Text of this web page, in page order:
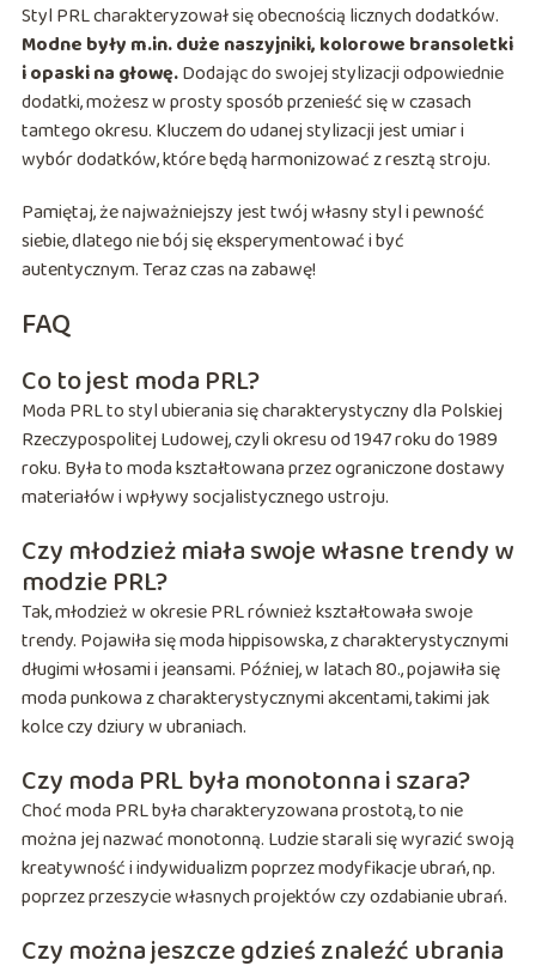
Styl PRL charakteryzował się obecnością licznych dodatków.
Modne były m.in. duże naszyjniki, kolorowe bransoletki
i opaski na głowę.Dodając do swojej stylizacji odpowiednie
dodatki, możesz w prosty sposób przenieść się w czasach
tamtego okresu. Kluczem do udanej stylizacji jest umiar i
wybór dodatków, które będą harmonizować z resztą stroju.
Pamiętaj, że najważniejszy jest twój własny styl i pewność
siebie, dlatego nie bój się eksperymentować i być
autentycznym. Teraz czas na zabawę!
FAQ
Co to jest moda PRL?
Moda PRL to styl ubierania się charakterystyczny dla Polskiej
Rzeczypospolitej Ludowej, czyli okresu od 1947 roku do 1989
roku. Była to moda kształtowana przez ograniczone dostawy
materiałów i wpływy socjalistycznego ustroju.
Czy młodzież miała swoje własne trendy w
modzie PRL?
Tak, młodzież w okresie PRL również kształtowała swoje
trendy. Pojawiła się moda hippisowska, z charakterystycznymi
długimi włosami i jeansami. Później, w latach 80., pojawiła się
moda punkowa z charakterystycznymi akcentami, takimi jak
kolce czy dziury w ubraniach.
Czy moda PRL była monotonna i szara?
Choć moda PRL była charakteryzowana prostotą, to nie
można jej nazwać monotonną. Ludzie starali się wyrazić swoją
kreatywność i indywidualizm poprzez modyfikacje ubrań, np.
poprzez przeszycie własnych projektów czy ozdabianie ubrań.
Czy można jeszcze gdzieś znaleźć ubrania